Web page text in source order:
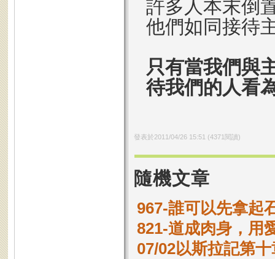
許多人本末倒
他們如同接待
只有當我們與
待我們的人看
發表於2011/04/26 15:51 (4371 閱讀)
隨機文章
967-誰可以先拿起
821-道成肉身，用
07/02以斯拉記第